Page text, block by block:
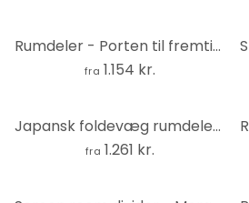
Rumdeler - Porten til fremtiden, 3-delt
fra 1.154 kr.
Japansk foldevæg rumdeler - På jagt efter sindsro, 3-delt
fra 1.261 kr.